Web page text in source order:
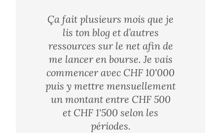
Ça fait plusieurs mois que je
lis ton blog et d’autres
ressources sur le net afin de
me lancer en bourse. Je vais
commencer avec CHF 10'000
puis y mettre mensuellement
un montant entre CHF 500
et CHF 1'500 selon les
périodes.